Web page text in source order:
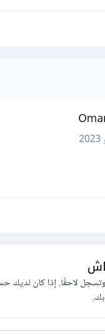
لاحقًا. إذا كان لديك